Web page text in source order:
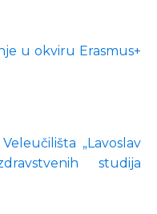
u okviru Erasmus+
„Lavoslav
studija